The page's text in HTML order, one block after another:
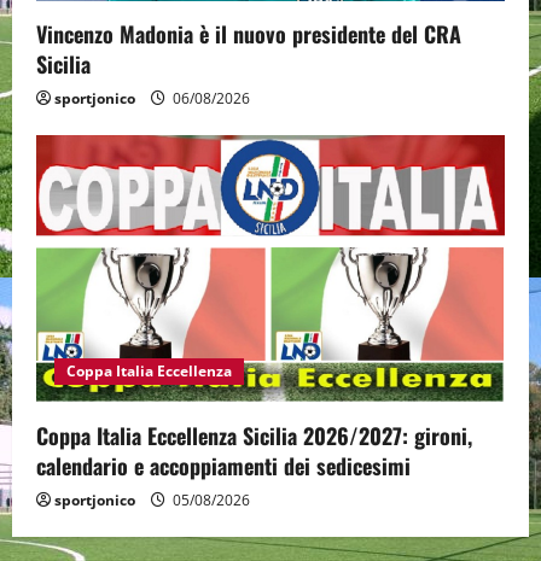
Vincenzo Madonia è il nuovo presidente del CRA
Sicilia
sportjonico 06/08/2026
Coppa Italia Eccellenza
Coppa Italia Eccellenza Sicilia 2026/2027: gironi,
calendario e accoppiamenti dei sedicesimi
sportjonico 05/08/2026